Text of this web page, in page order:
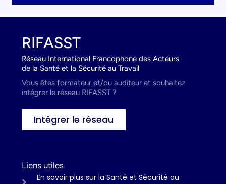
RIFASST
Réseau International Francophone des Acteurs
de la Santé et la Sécurité au Travail
Vous êtes formateur et/ou auditeur et souhaitez
intégrer le réseau RIFASST ?
Intégrer le réseau
Liens utiles
En savoir plus sur la Santé et Sécurité au